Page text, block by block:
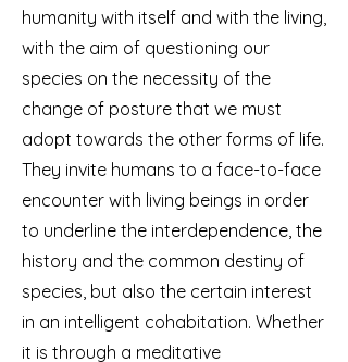
humanity with itself and with the living,
with the aim of questioning our
species on the necessity of the
change of posture that we must
adopt towards the other forms of life.
They invite humans to a face-to-face
encounter with living beings in order
to underline the interdependence, the
history and the common destiny of
species, but also the certain interest
in an intelligent cohabitation. Whether
it is through a meditative